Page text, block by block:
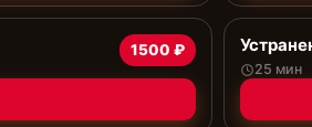
1500 ₽
25 мин